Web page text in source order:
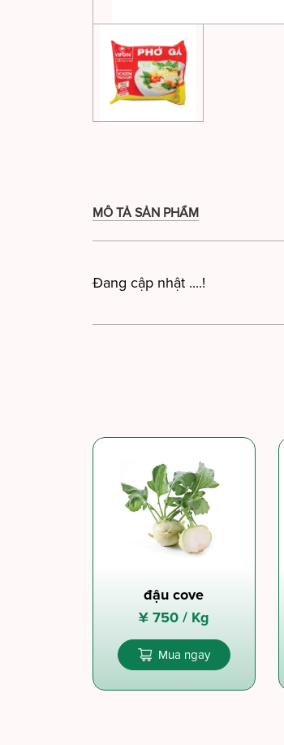
MÔ TẢ SẢN PHẨM
Đang cập nhật ....!
đậu cove
¥ 750 / Kg
Mua ngay